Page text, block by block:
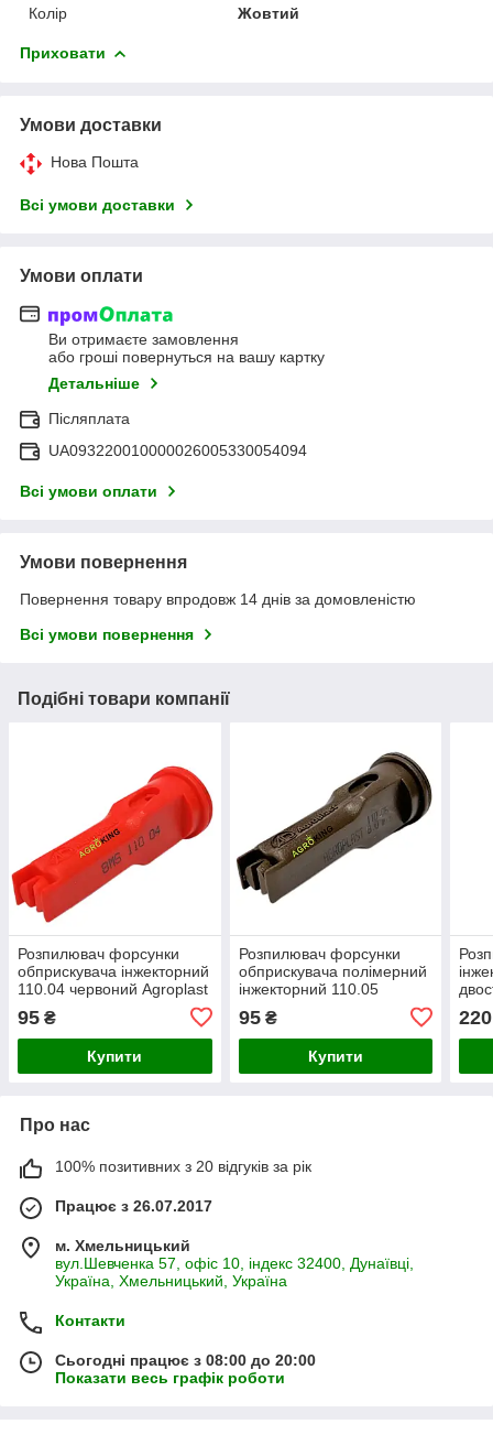
Колір
Жовтий
Приховати
Умови доставки
Нова Пошта
Всі умови доставки
Умови оплати
Ви отримаєте замовлення
або гроші повернуться на вашу картку
Детальніше
Післяплата
UA093220010000026005330054094
Всі умови оплати
Умови повернення
Повернення товару впродовж 14 днів за домовленістю
Всі умови повернення
Подібні товари компанії
Розпилювач форсунки
обприскувача інжекторний
110.04 червоний Agroplast
95 ₴
Купити
Розпилювач форсунки
обприскувача полімерний
інжекторний 110.05
AP051108MS
95₴
Купити
220
Про нас
100% позитивних з 20 відгуків за рік
Працює з 26.07.2017
м. Хмельницький
вул.Шевченка 57, офіс 10, індекс 32400, Дунаївці,
Україна, Хмельницький, Україна
Контакти
Сьогодні працює з 08:00 до 20:00
Показати весь графік роботи